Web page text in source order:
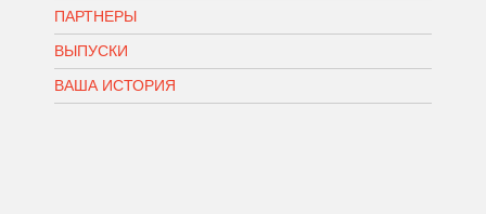
ПАРТНЕРЫ
ВЫПУСКИ
ВАША ИСТОРИЯ